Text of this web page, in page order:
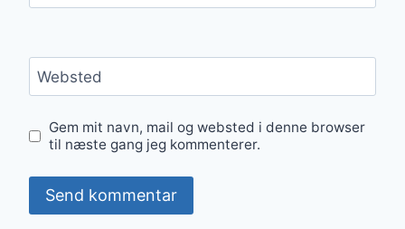
Websted
Gem mit navn, mail og websted i denne browser
til næste gang jeg kommenterer.